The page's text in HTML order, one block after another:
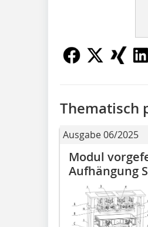
Thematisch
Ausgabe 06/2025
Modul
Aufhängung